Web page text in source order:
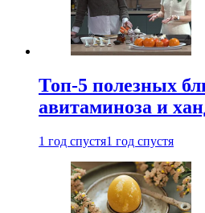
Топ-5 полезных
авитаминоза и
1 год спустя1 год спустя